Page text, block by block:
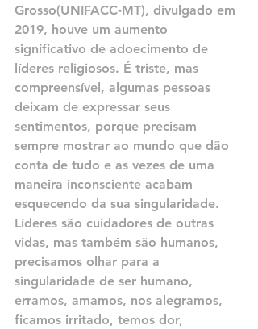
Grosso(UNIFACC-MT), divulgado em
2019, houve um aumento
significativo de adoecimento de
líderes religiosos. É triste, mas
compreensível, algumas pessoas
deixam de expressar seus
sentimentos, porque precisam
sempre mostrar ao mundo que dão
conta de tudo e as vezes de uma
maneira inconsciente acabam
esquecendo da sua singularidade.
Líderes são cuidadores de outras
vidas, mas também são humanos,
precisamos olhar para a
singularidade de ser humano,
erramos, amamos, nos alegramos,
ficamos irritado, temos dor,